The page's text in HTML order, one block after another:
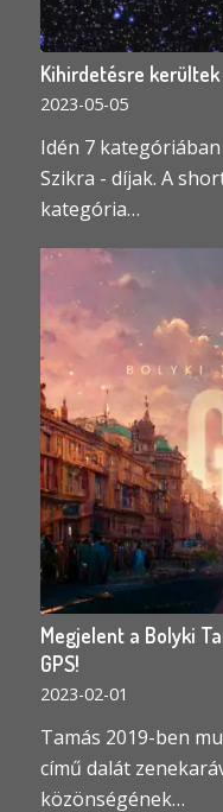
Kihirdetésre
2023-05-05
Idén 7
Szikra - díjak. A
kategória…
Megjelent a Bolyki
GPS!
2023-02-01
Tamás 2019-ben
című dalát
közönségének…